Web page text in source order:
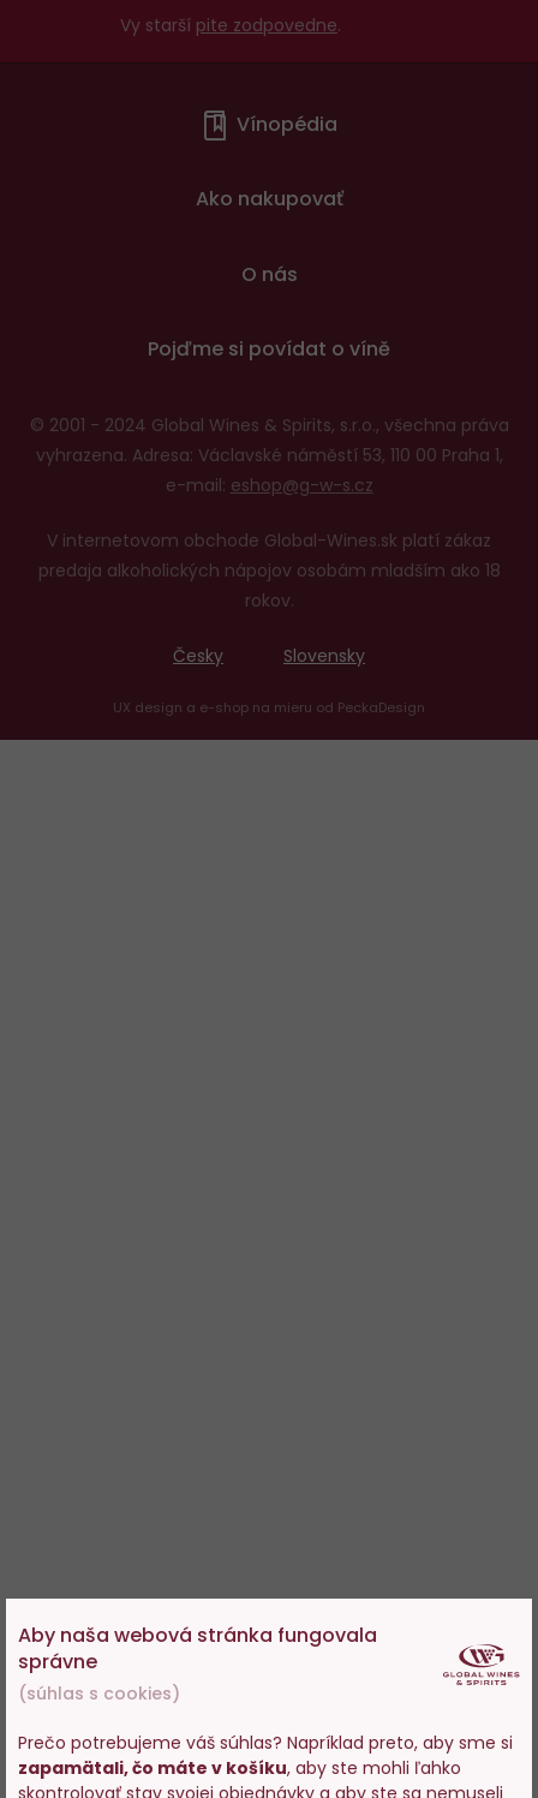
Aby naša webová stránka fungovala
správne
(súhlas s cookies)
Prečo potrebujeme váš súhlas? Napríklad preto, aby sme si
zapamätali, čo máte v košíku, aby ste mohli ľahko
skontrolovať stav svojej objednávky a aby ste sa nemuseli
Vy starší pite zodpovedne.
Vínopédia
Ako nakupovať
O nás
Pojďme si povídat o víně
© 2001 - 2024 Global Wines & Spirits, s.r.o., všechna práva
vyhrazena. Adresa: Václavské náměstí 53, 110 00 Praha 1,
e-mail: eshop@g-w-s.cz
V internetovom obchode Global-Wines.sk platí zákaz
predaja alkoholických nápojov osobám mladším ako 18
rokov.
Česky Slovensky
UX design a e-shop na mieru od PeckaDesign
Vstupujete na stránky s